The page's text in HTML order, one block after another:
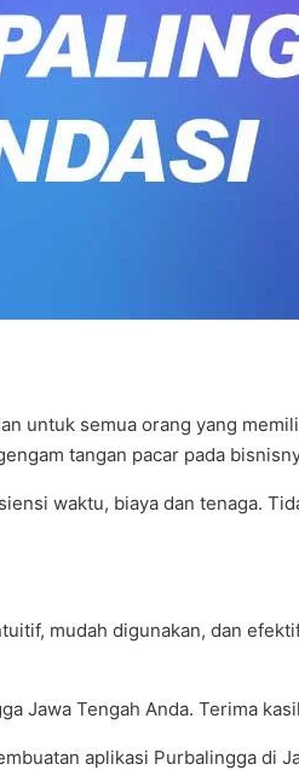
untuk semua orang yang
tangan pacar pada
waktu, biaya dan tenaga.
mudah digunakan, dan
Jawa Tengah Anda. Terima
aplikasi Purbalingga di